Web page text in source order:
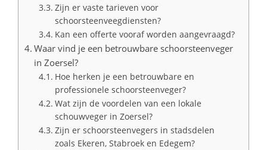
Zijn er vaste tarieven voor
schoorsteenveegdiensten?
Kan een offerte vooraf worden aangevraagd?
Waar vind je een betrouwbare schoorsteenveger
in Zoersel?
Hoe herken je een betrouwbare en
professionele schoorsteenveger?
Wat zijn de voordelen van een lokale
schouwveger in Zoersel?
Zijn er schoorsteenvegers in stadsdelen
zoals Ekeren, Stabroek en Edegem?